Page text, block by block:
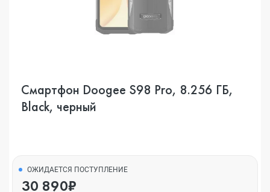
Смартфон Doogee S98 Pro, 8.256 ГБ,
Black, черный
ОЖИДАЕТСЯ ПОСТУПЛЕНИЕ
30 890₽